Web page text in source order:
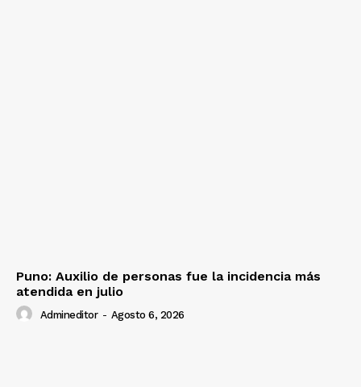
Puno: Auxilio de personas fue la incidencia más
atendida en julio
Admineditor - Agosto 6, 2026